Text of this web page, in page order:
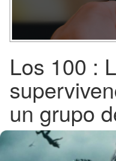
Los 100 :
un grupo